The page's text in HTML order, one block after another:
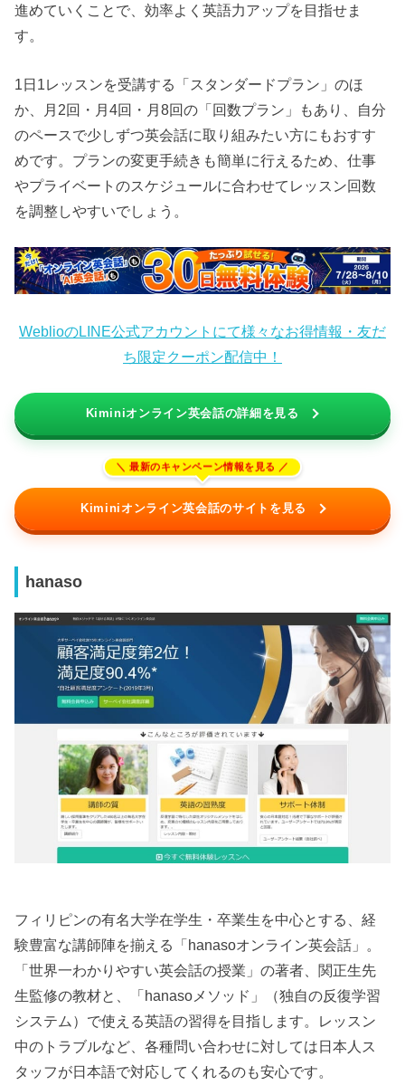
進めていくことで、効率よく英語力アップを目指せま
す。
1日1レッスンを受講する「スタンダードプラン」のほ
か、月2回・月4回・月8回の「回数プラン」もあり、自分
のペースで少しずつ英会話に取り組みたい方にもおすす
めです。プランの変更手続きも簡単に行えるため、仕事
やプライベートのスケジュールに合わせてレッスン回数
を調整しやすいでしょう。
WeblioのLINE公式アカウントにて様々なお得情報・友だ
ち限定クーポン配信中！
Kiminiオンライン英会話の詳細を見る
Kiminiオンライン英会話のサイトを見る
hanaso
フィリピンの有名大学在学生・卒業生を中心とする、経
験豊富な講師陣を揃える「hanasoオンライン英会話」。
「世界一わかりやすい英会話の授業」の著者、関正生先
生監修の教材と、「hanasoメソッド」（独自の反復学習
システム）で使える英語の習得を目指します。レッスン
中のトラブルなど、各種問い合わせに対しては日本人ス
タッフが日本語で対応してくれるのも安心です。